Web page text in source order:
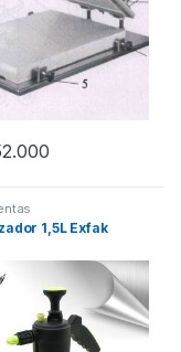
1,5L Exfak